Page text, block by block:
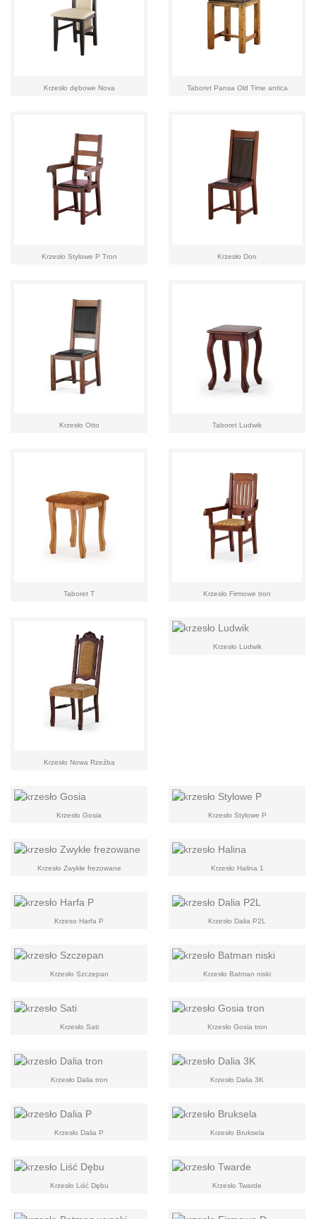
Krzesło dębowe Nova Taboret Pansa Old Time antica
Krzesło Stylowe P Tron Krzesło Don
Krzesło Otto Taboret Ludwik
Taboret T Krzesło Firmowe tron
Krzesło Nowa Rzeźba
Krzesło Ludwik
Krzesło Gosia Krzesło Stylowe P
Krzesło Zwykłe frezowane Krzesło Halina 1
Krzeso Harfa P Krzesło Dalia P2L
Krzesło Szczepan Krzesło Batman niski
Krzesło Sati Krzesło Gosia tron
Krzesło Dalia tron Krzesło Dalia 3K
Krzesło Dalia P Krzesło Bruksela
Krzesło Liść Dębu Krzesło Twarde